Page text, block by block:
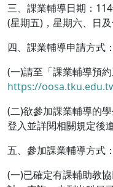
三、課業輔導日期：
(星期五)，星期六、日及
四、課業輔導申請方式：
(一)請至「課業輔導預
https://
(二)欲參加課業輔導的
登入並詳閱相關規定後
五、參加課業輔導方式：
(一)已確定有課輔助教